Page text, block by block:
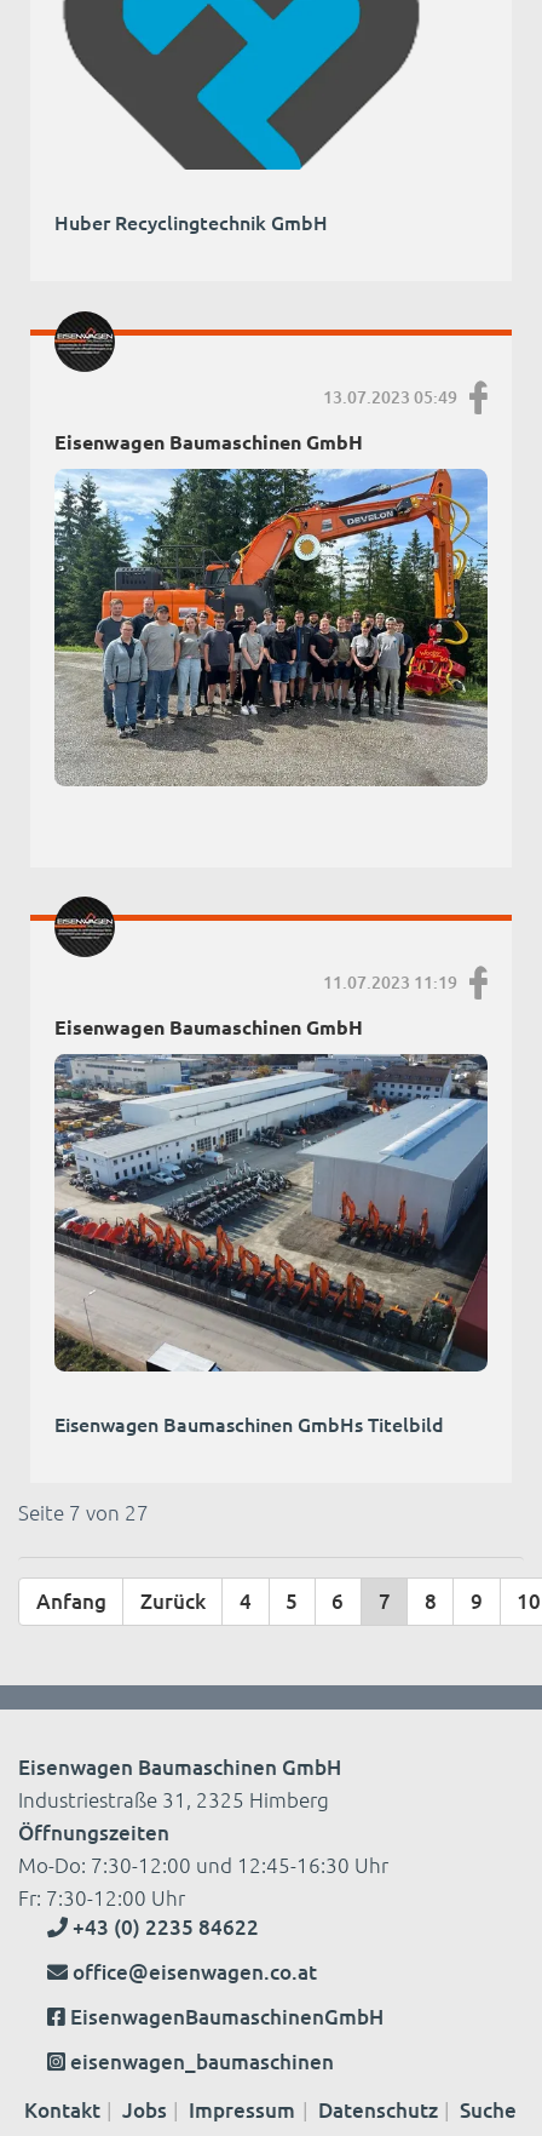
Huber Recyclingtechnik GmbH
13.07.2023 05:49
Eisenwagen Baumaschinen GmbH
11.07.2023 11:19
Eisenwagen Baumaschinen GmbH
Eisenwagen Baumaschinen GmbHs Titelbild
Seite 7 von 27
Anfang Zurück 4 5 6 7 8 9 10
Eisenwagen Baumaschinen GmbH
Industriestraße 31, 2325 Himberg
Öffnungszeiten
Mo-Do: 7:30-12:00 und 12:45-16:30 Uhr
Fr: 7:30-12:00 Uhr
+43 (0) 2235 84622
office@eisenwagen.co.at
EisenwagenBaumaschinenGmbH
eisenwagen_baumaschinen
Kontakt
Jobs Impressum Datenschutz Suche